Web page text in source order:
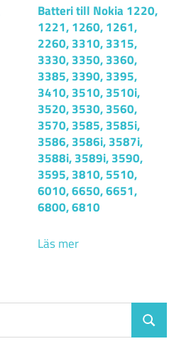
Batteri till Nokia 1220,
1221, 1260, 1261,
2260, 3310, 3315,
3330, 3350, 3360,
3385, 3390, 3395,
3410, 3510, 3510i,
3520, 3530, 3560,
3570, 3585, 3585i,
3586, 3586i, 3587i,
3588i, 3589i, 3590,
3595, 3810, 5510,
6010, 6650, 6651,
6800, 6810
Läs mer
Sök